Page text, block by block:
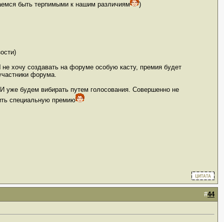
быть терпимыми к нашим различиям
)
хочу создавать на форуме особую касту, премия будет
форума.
уже будем вибирать путем голосования. Совершенно не
специальную премию
#44